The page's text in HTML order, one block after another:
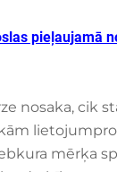
pieļaujamā
nosaka, cik
mērķa